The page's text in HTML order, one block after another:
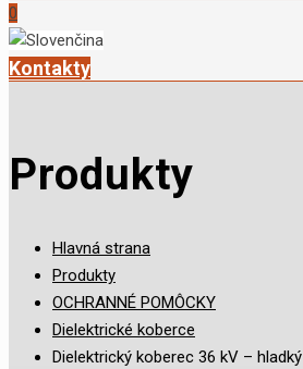
0
Kontakty
Produkty
Hlavná strana
Produkty
OCHRANNÉ POMÔCKY
Dielektrické koberce
Dielektrický koberec 36 kV – hladký